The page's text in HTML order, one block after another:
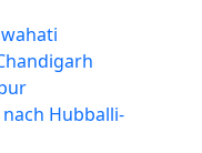
Hubballi-